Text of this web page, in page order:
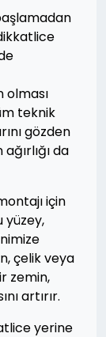
olması
teknik
gözden
da
için
yüzey,
çelik veya
zemin,
artırır.
yerine